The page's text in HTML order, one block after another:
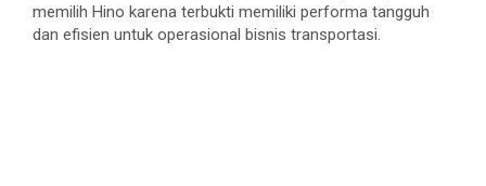
memilih Hino karena terbukti memiliki performa tangguh
dan efisien untuk operasional bisnis transportasi.